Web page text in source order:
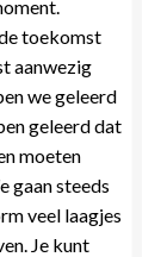
toekomst
aanwezig
we geleerd
geleerd dat
moeten
gaan steeds
veel laagjes
Je kunt